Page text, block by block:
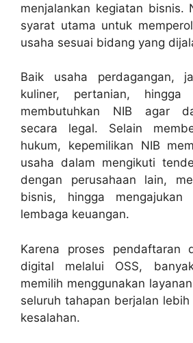
menjalankan kegiatan bisnis.
syarat utama untuk
usaha sesuai bidang yang
Baik usaha perdagangan,
kuliner, pertanian,
membutuhkan NIB agar
secara legal. Selain
hukum, kepemilikan NIB
usaha dalam mengikuti
dengan perusahaan lain,
bisnis, hingga mengajukan
lembaga keuangan.
Karena proses pendaftaran
digital melalui OSS,
memilih menggunakan
seluruh tahapan berjalan
kesalahan.